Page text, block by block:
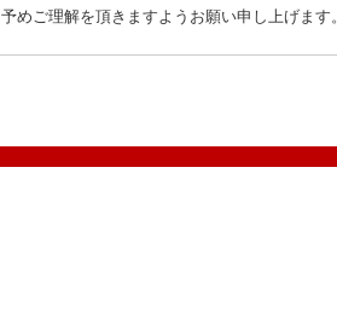
予めご理解を頂きますようお願い申し上げます